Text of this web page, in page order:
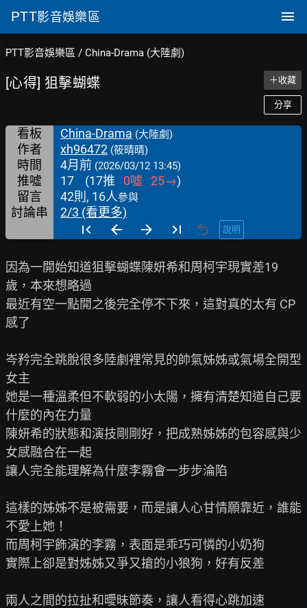
PTT影音娛樂區
PTT影音娛樂區 / China-Drama (大陸劇)
[心得] 狙擊蝴蝶 ＋收藏
分享
看板 China-Drama (大陸劇)
作者 xh96472 (筱晴晴)
時間 4月前 (2026/03/12 13:45)
推噓 17 (17推 0噓 25→)
留言
42則, 16人參與
討論串 2/3 (看更多)
說明
因為一開始知道狙擊蝴蝶陳妍希和周柯宇現實差19
歲，本來想略過
最近有空一點開之後完全停不下來，這對真的太有 CP
感了
岑矜完全跳脫很多陸劇裡常見的帥氣姊姊或氣場全開型
女主
她是一種溫柔但不軟弱的小太陽，擁有清楚知道自己要
什麼的內在力量
陳妍希的狀態和演技剛剛好，把成熟姊姊的包容感與少
女感融合在一起
讓人完全能理解為什麼李霧會一步步淪陷
這樣的姊姊不是被需要，而是讓人心甘情願靠近，誰能
不愛上她！
而周柯宇飾演的李霧，表面是乖巧可憐的小奶狗
實際上卻是對姊姊又爭又搶的小狼狗，好有反差
兩人之間的拉扯和曖昧節奏，讓人看得心跳加速